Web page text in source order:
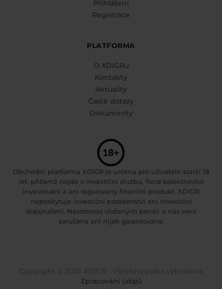
Přihlášení
Registrace
PLATFORMA
O XDIGRu
Kontakty
Aktuality
Časté dotazy
Dokumenty
Obchodní platforma XDIGR je určena pro uživatele starší 18
let, přičemž nejde o investiční službu, fond kolektivního
investování a ani regulovaný finanční produkt. XDIGR
neposkytuje investiční poradenství ani investiční
doporučení. Návratnost vložených peněz u nás není
zaručena ani nijak garantována.
Zpracování údajů